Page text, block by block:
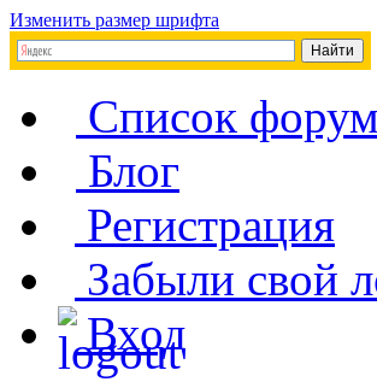
Изменить размер шрифта
Список
Блог
Регистрация
Забыли свой
Вход